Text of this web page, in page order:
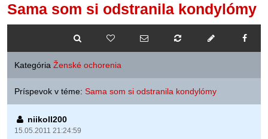
Sama som si odstranila kondylómy
Kategória Ženské ochorenia
Príspevok v téme: Sama som si odstranila kondylómy
niikoll200
15.05.2011 21:24:59